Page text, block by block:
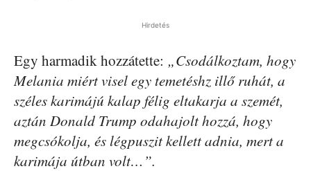
Hirdetés
Egy harmadik hozzátette: „Csodálkoztam, hogy
Melania miért visel egy temetéshz illő ruhát, a
széles karimájú kalap félig eltakarja a szemét,
aztán Donald Trump odahajolt hozzá, hogy
megcsókolja, és légpuszit kellett adnia, mert a
karimája útban volt…”.